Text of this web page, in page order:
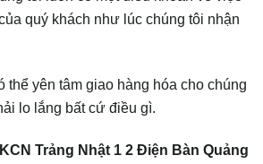
quý khách như lúc chúng tôi nhận
thể yên tâm giao hàng hóa cho chúng
lo lắng bất cứ điều gì.
Trảng Nhật 1 2 Điện Bàn Quảng